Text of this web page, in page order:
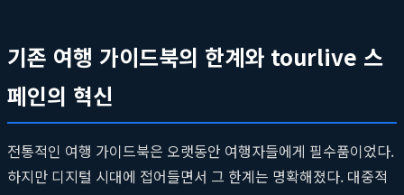
기존 여행 가이드북의 한계와 tourlive 스
페인의 혁신
전통적인 여행 가이드북은 오랫동안 여행자들에게 필수품이었다.
하지만 디지털 시대에 접어들면서 그 한계는 명확해졌다. 대중적